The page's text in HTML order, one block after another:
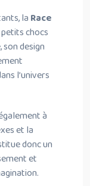
la Race
chocs
design
l’univers
à
et la
donc un
et